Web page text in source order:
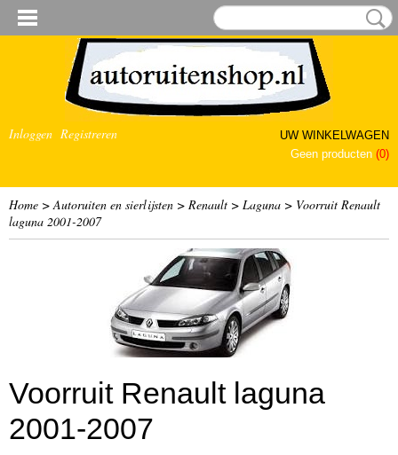
Inloggen Registreren
UW WINKELWAGEN
Geen producten (0)
Home >Autoruiten en sierlijsten > Renault > Laguna > Voorruit Renault
laguna 2001-2007
Voorruit Renault laguna
2001-2007